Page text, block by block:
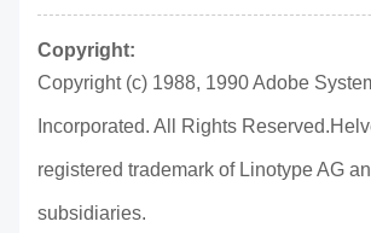
Copyright:
Copyright (c) 1988, 1990 Adobe
Incorporated. All Rights
registered trademark of Linotype AG
subsidiaries.